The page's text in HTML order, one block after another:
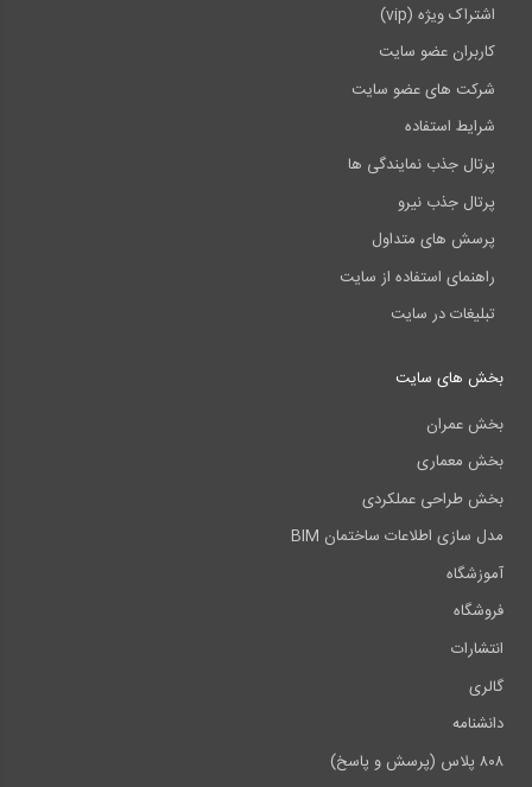
اشتراک ویژه (vip)
کاربران عضو سایت
شرکت های عضو سایت
شرایط استفاده
پرتال جذب نمایندگی ها
پرتال جذب نیرو
پرسش های متداول
راهنمای استفاده از سایت
تبلیغات در سایت
بخش های سایت
بخش عمران
بخش معماری
بخش طراحی عملکردی
مدل سازی اطلاعات ساختمان BIM
آموزشگاه
فروشگاه
انتشارات
گالری
دانشنامه
۸۰۸ پلاس (پرسش و پاسخ)